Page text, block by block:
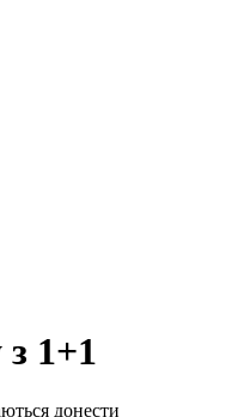
1+1
донести